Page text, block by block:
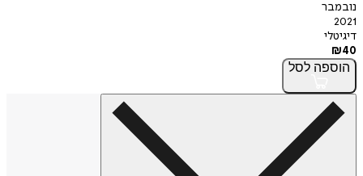
נובמבר
2021
דיגיטלי
₪40
הוספה לסל